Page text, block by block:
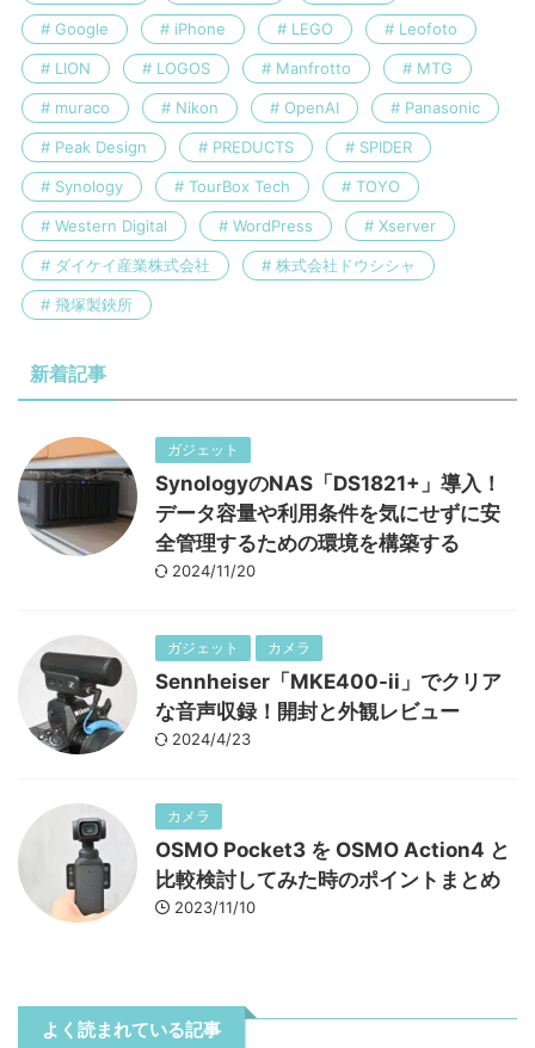
Google iPhone LEGO Leofoto
LION LOGOS Manfrotto MTG
muraco Nikon OpenAI Panasonic
Peak Design PREDUCTS SPIDER
Synology TourBox Tech TOYO
Western Digital WordPress Xserver
ダイケイ産業株式会社 株式会社ドウシシャ
飛塚製鋏所
新着記事
ガジェット
SynologyのNAS「DS1821+」導入！
データ容量や利用条件を気にせずに安
全管理するための環境を構築する
2024/11/20
ガジェット カメラ
Sennheiser「MKE400-ii」でクリア
な音声収録！開封と外観レビュー
2024/4/23
カメラ
OSMO Pocket3 を OSMO Action4 と
比較検討してみた時のポイントまとめ
2023/11/10
よく読まれている記事